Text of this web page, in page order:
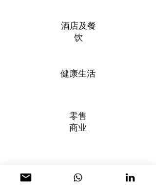
酒店及餐
饮
健康生活
零售
商业
办公空间